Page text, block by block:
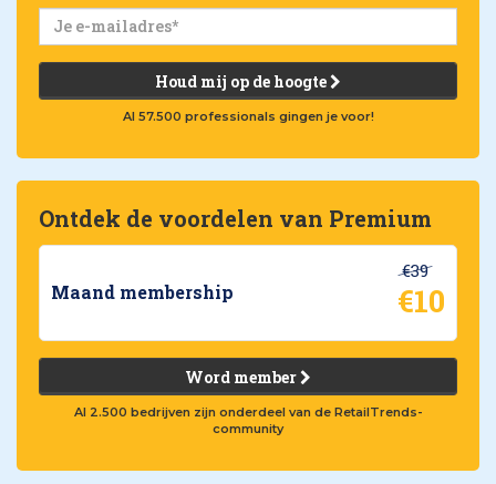
Houd mij op de hoogte
Al 57.500 professionals gingen je voor!
Ontdek de voordelen van Premium
Maand membership
€39
€10
Word member
Al 2.500 bedrijven zijn onderdeel van de RetailTrends-
community